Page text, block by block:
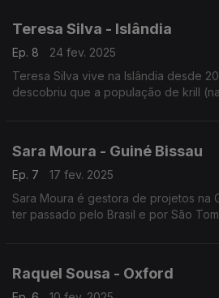
Teresa Silva - Islândia
Ep. 8
24 fev. 2025
Teresa Silva vive na Islândia desde
descobriu que a população de krill
Sara Moura - Guiné Bissau
Ep. 7
17 fev. 2025
Sara Moura é gestora de projetos na
ter passado pelo Brasil e por São
Raquel Sousa - Oxford